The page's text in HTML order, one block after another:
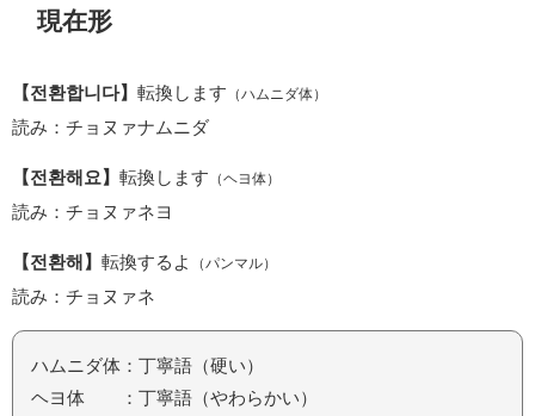
現在形
【전환합니다】 転換します （ハムニダ体）
読み：チョヌァナムニダ
【전환해요】 転換します （ヘヨ体）
読み：チョヌァネヨ
【전환해】 転換するよ （パンマル）
読み：チョヌァネ
ハムニダ体：丁寧語（硬い）
ヘヨ体 ：丁寧語（やわらかい）